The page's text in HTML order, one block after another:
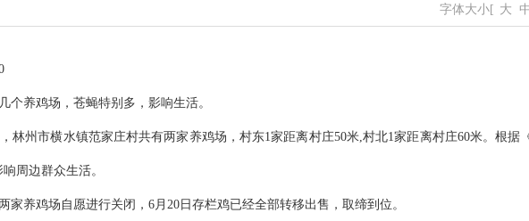
字体大小[ 大 中
个养鸡场，苍蝇特别多，影响生活。
林州市横水镇范家庄村共有两家养鸡场，村东1家距离村庄50米,村北1家距离村庄60米。根据
周边群众生活。
养鸡场自愿进行关闭，6月20日存栏鸡已经全部转移出售，取缔到位。